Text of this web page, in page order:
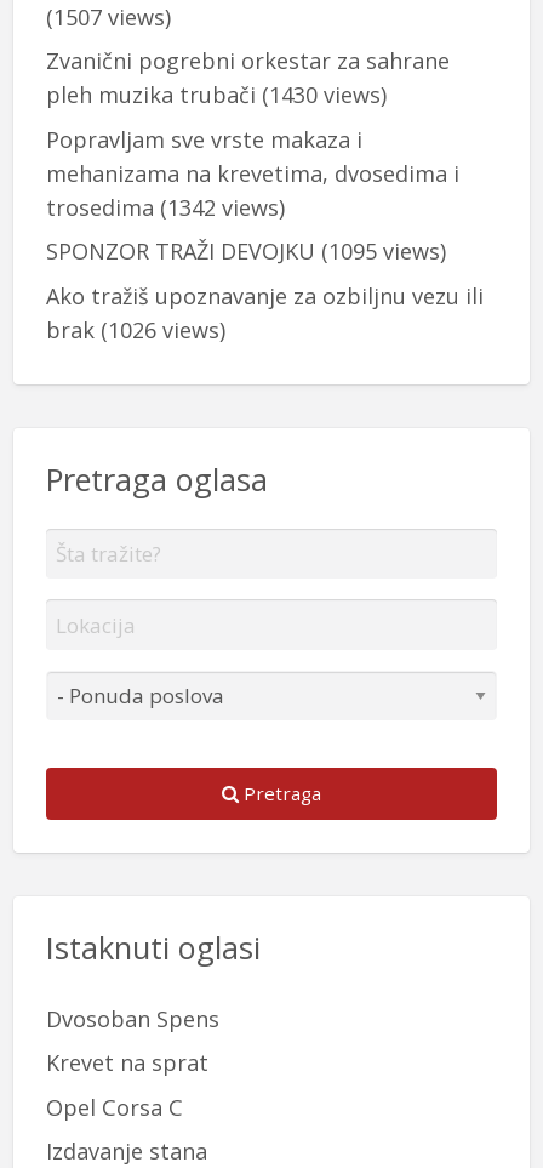
(1507 views)
Zvanični pogrebni orkestar za sahrane
pleh muzika trubači (1430 views)
Popravljam sve vrste makaza i
mehanizama na krevetima, dvosedima i
trosedima (1342 views)
SPONZOR TRAŽI DEVOJKU (1095 views)
Ako tražiš upoznavanje za ozbiljnu vezu ili
brak(1026 views)
Pretraga oglasa
Pretraga
Istaknuti oglasi
Dvosoban Spens
Krevet na sprat
Opel Corsa C
Izdavanje stana